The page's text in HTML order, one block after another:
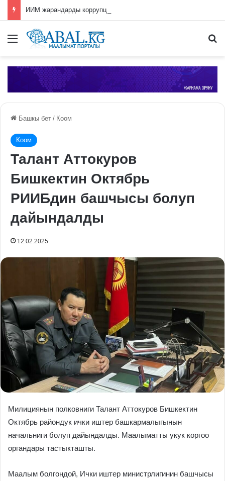
ИИМ жарандарды коррупция тууралуу билдирүүгө чакырат
Меню
Башкы бет / Коом
Коом
Талант Аттокуров
Бишкектин Октябрь
РИИБдин башчысы болуп
дайындалды
12.02.2025
Милициянын полковниги Талант Аттокуров Бишкектин
Октябрь райондук ички иштер башкармалыгынын
начальниги болуп дайындалды. Маалыматты укук коргоо
органдары тастыкташты.
Маалым болгондой, Ички иштер министрлигинин башчысы